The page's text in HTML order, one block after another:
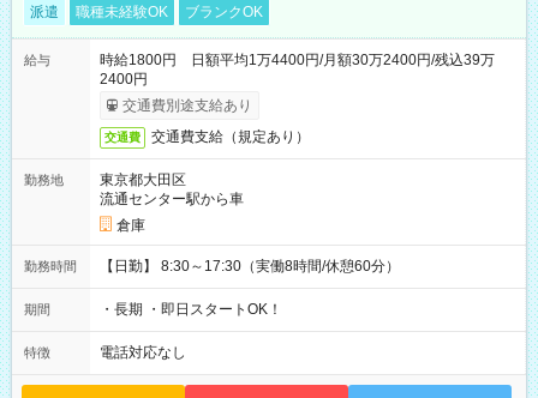
派遣 職種未経験OK ブランクOK
給与
時給1800円 日額平均1万4400円/月額30万2400円/残込39万
2400円
交通費別途支給あり
交通費 交通費支給（規定あり）
勤務地
東京都大田区
流通センター駅から車
倉庫
勤務時間 【日勤】 8:30～17:30（実働8時間/休憩60分）
期間 ・長期 ・即日スタートOK！
特徴 電話対応なし